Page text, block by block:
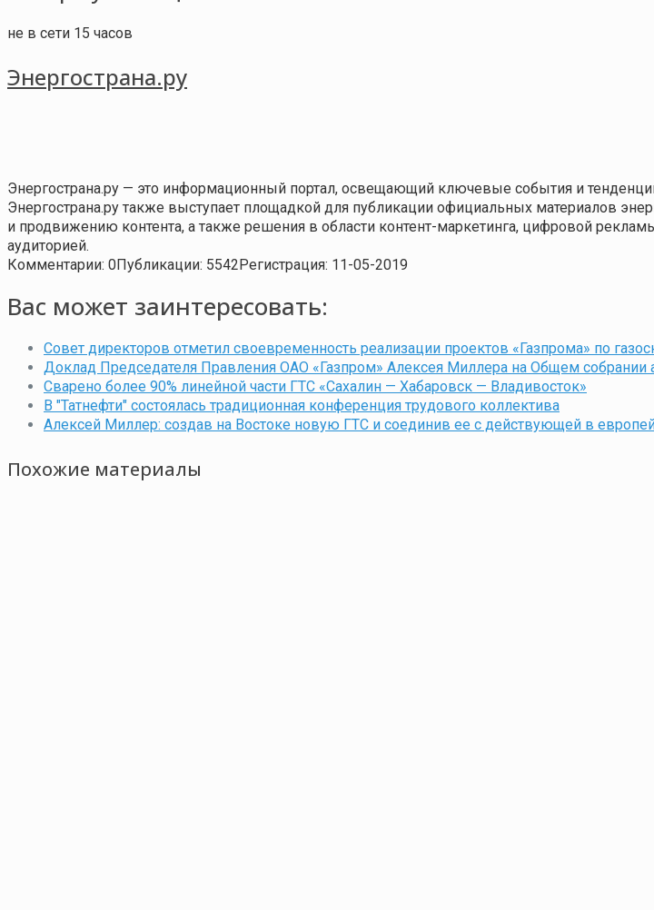
не в сети 15 часов
Энергострана.ру
Энергострана.ру — это информационный портал, освещающий ключевые события и
Энергострана.ру также выступает площадкой для публикации официальных материалов
и продвижению контента, а также решения в области контент-маркетинга, цифровой
аудиторией.
Комментарии: 0Публикации: 5542Регистрация: 11-05-2019
Вас может заинтересовать:
Совет директоров отметил своевременность реализации проектов «Газпрома» по
Доклад Председателя Правления ОАО «Газпром» Алексея Миллера на Общем собрании
Сварено более 90% линейной части ГТС «Сахалин — Хабаровск — Владивосток»
В "Татнефти" состоялась традиционная конференция трудового коллектива
Алексей Миллер: создав на Востоке новую ГТС и соединив ее с действующей в
Похожие материалы